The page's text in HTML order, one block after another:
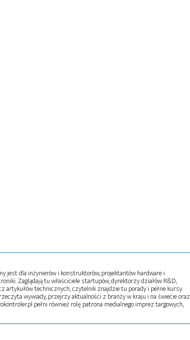
jest dla inżynierów i konstruktorów, projektantów hardware i
Zaglądają tu właściciele startupów, dyrektorzy działów R&D,
technicznych, czytelnik znajdzie tu porady i pełne kursy
wywiady, przejrzy aktualności z branży w kraju i na świecie oraz
pełni również rolę patrona medialnego imprez targowych,